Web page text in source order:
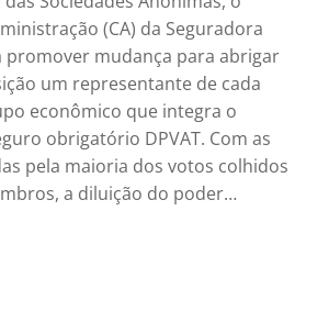
(CA) da Seguradora
promover mudança para abrigar
um representante de cada
econômico que integra o
obrigatório DPVAT. Com as
pela maioria dos votos colhidos
a diluição do poder…